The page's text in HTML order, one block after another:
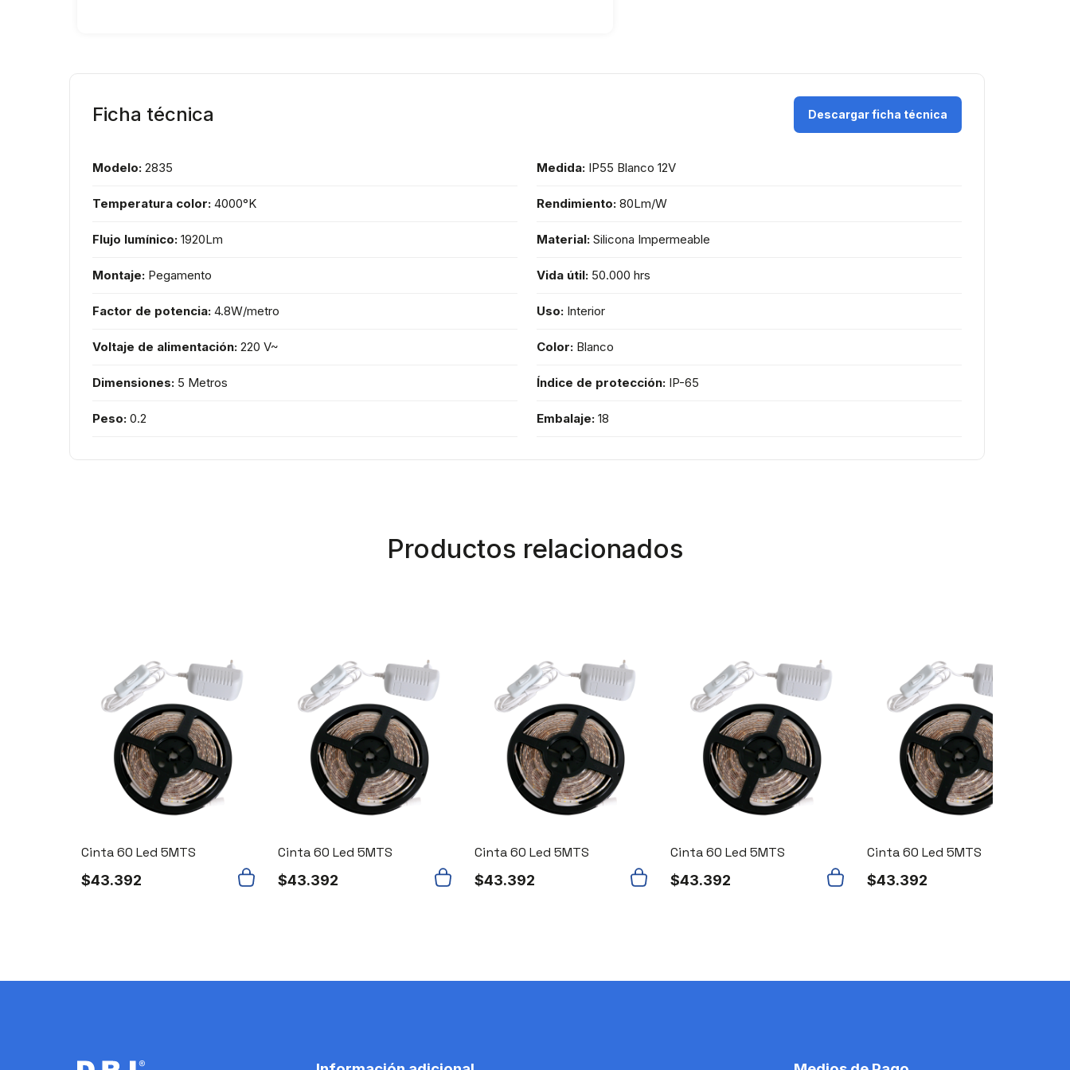
Ficha técnica Descargar ficha técnica
Modelo: 2835 Medida: IP55 Blanco 12V
Temperatura color: 4000°K Rendimiento: 80Lm/W
Flujo lumínico: 1920Lm Material: Silicona Impermeable
Montaje: Pegamento Vida útil: 50.000 hrs
Factor de potencia: 4.8W/metro Uso: Interior
Voltaje de alimentación: 220 V~ Color: Blanco
Dimensiones: 5 Metros Índice de protección: IP-65
Peso: 0.2 Embalaje: 18
Productos relacionados
Cinta 60 Led 5MTS
$43.392
Cinta 60 Led 5MTS
$43.392
Cinta 60 Led 5MTS
$43.392
Cinta 60 Led 5MTS
$43.392
Cinta 60 Led 5MTS
$43.392